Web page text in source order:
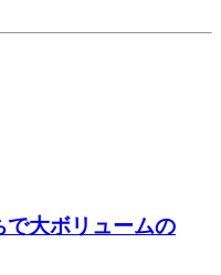
で大ボリュームの